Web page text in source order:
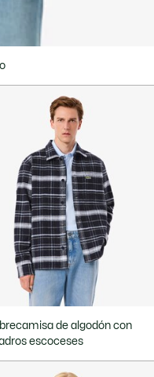
de algodón con
escoceses